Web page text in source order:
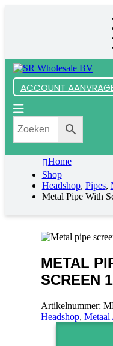
ACCOUNT
Home
Shop
Headshop, Pipes,
Metal Pipe With
METAL
SCREEN
Artikelnummer:
Headshop,